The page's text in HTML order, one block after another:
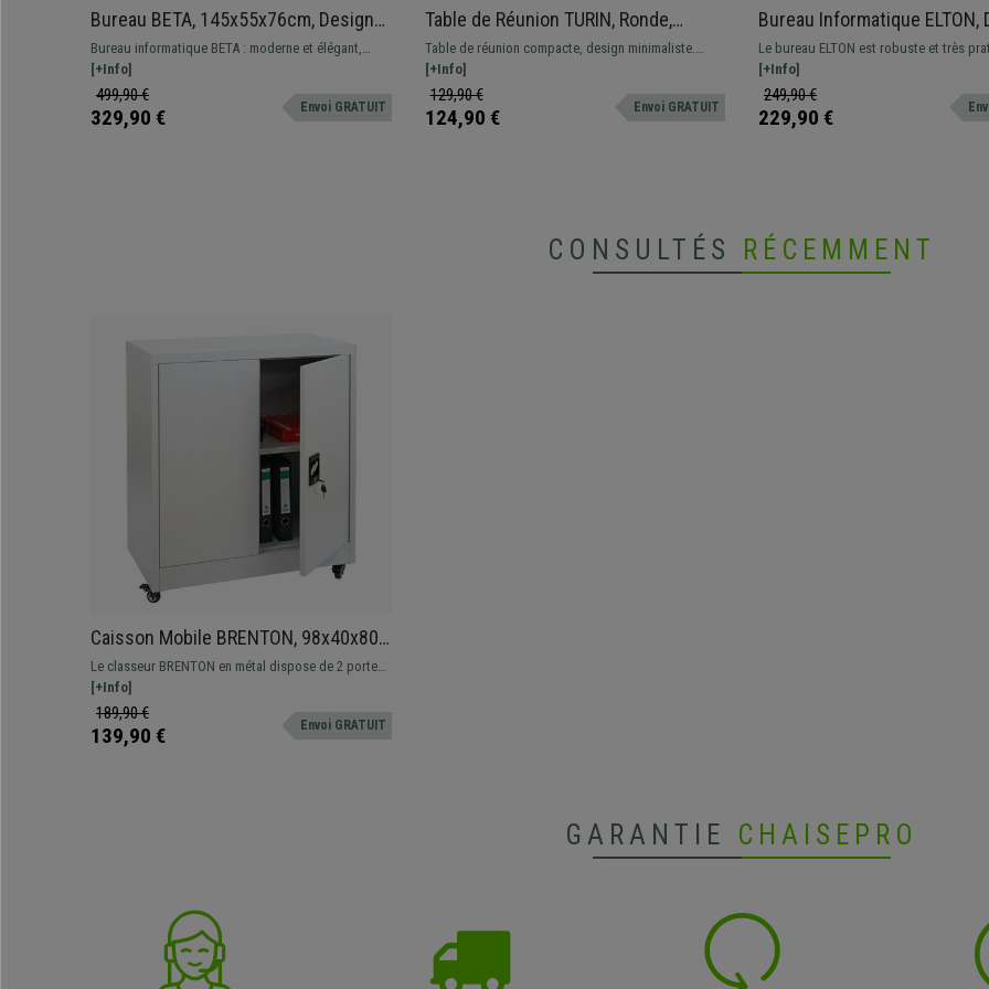
Bureau BETA, 145x55x76cm, Design
Moderne Élégant, en Bois et Métal,
Noir et Chêne
Bureau informatique BETA : moderne et élégant,
excellente qualité, piétement design en métal, stable
et robuste.
[+Info]
499,90 €
329,90 € Envoi GRATUIT
Table de Réunion TURIN, Ronde,
Structure d’Acier, Ø70x75 cm, Blanc
Table de réunion compacte, design minimaliste.
Disponible en noir ou blanc.
[+Info]
129,90 €
124,90 € Envoi GRATUIT
Bureau Informatique ELTON,
Moderne, en Bois et Métal,
Le bureau ELTON est robuste et très
à sa conception avant-gardiste. Ce
trouver sa place dans votre espace
comme à la maison.
[+Info]
249,90 €
229,90 €
CONSULTÉS RÉCEMMENT
Caisson Mobile BRENTON, 98x40x80
cm, avec Roulettes, en Acier, couleur
Gris Clair
Le classeur BRENTON en métal dispose de 2 portes
vérouillables afin de ranger efficacement tous vos
dossiers. Grande qualité et polyvalence.
[+Info]
189,90 €
139,90 € Envoi GRATUIT
GARANTIE CHAISEPRO